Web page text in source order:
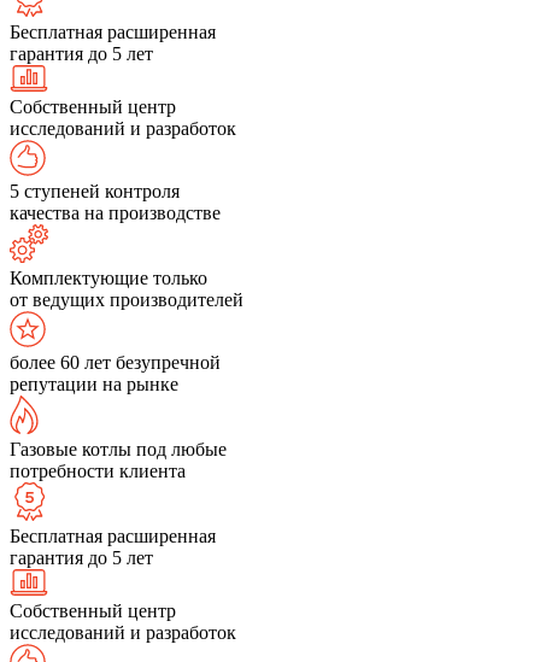
Бесплатная расширенная
гарантия до 5 лет
Собственный центр
исследований и разработок
5 ступеней контроля
качества на производстве
Комплектующие только
от ведущих производителей
более 60 лет безупречной
репутации на рынке
Газовые котлы под любые
потребности клиента
Бесплатная расширенная
гарантия до 5 лет
Собственный центр
исследований и разработок